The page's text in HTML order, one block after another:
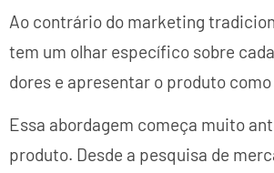
Ao contrário do marketing
tem um olhar específico sobre
dores e apresentar o produto
Essa abordagem começa muito
produto. Desde a pesquisa de